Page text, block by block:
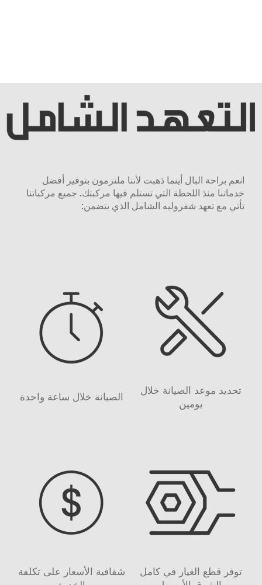
انعم براحة البال أينما ذهبت لأننا ملتزمون بتوفير أفضل
خدماتنا منذ اللحظة التي تستلم فيها مركبتك. جميع مركباتنا
تأتي مع تعهد شفروليه الشامل الذي يتضمن:
تحديد موعد الصيانة خلال
يومين
الصيانة خلال ساعة واحدة
توفر قطع الغيار في كامل
شفافية الأسعار على تكلفة